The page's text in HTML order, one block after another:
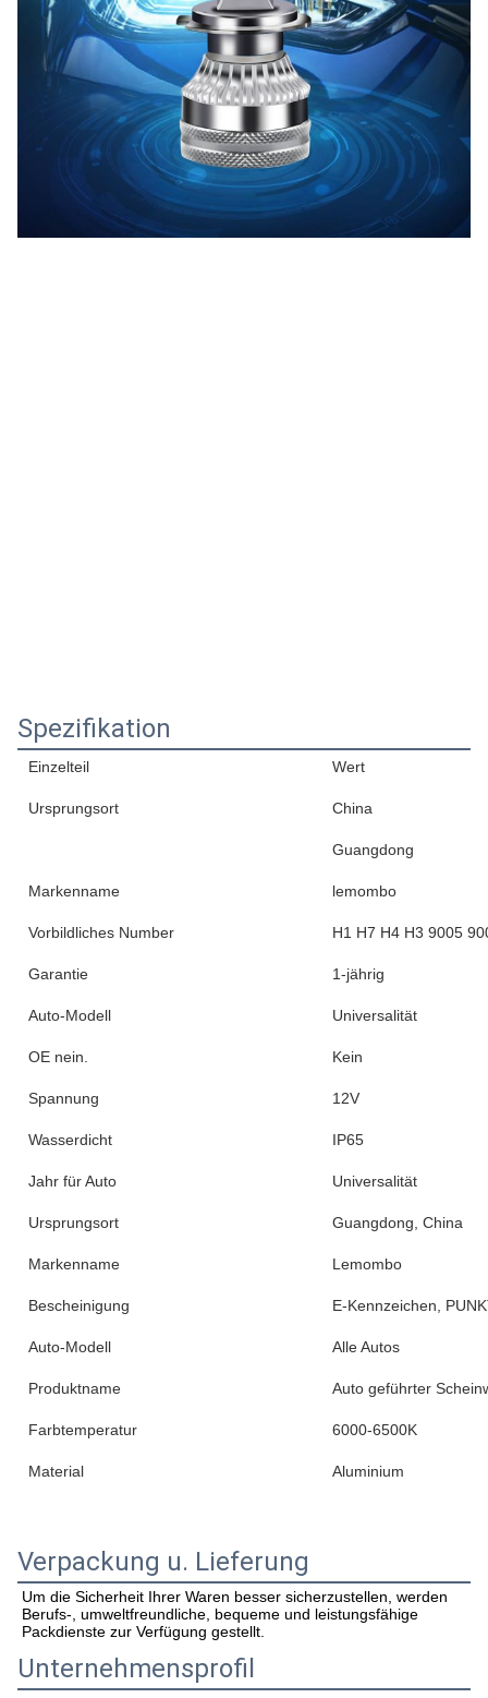
Spezifikation
Einzelteil Wert
Ursprungsort China
Guangdong
Markenname lemombo
Vorbildliches Number H1 H7 H4 H3 9005
Garantie 1-jährig
Auto-Modell Universalität
OE nein. Kein
Spannung 12V
Wasserdicht IP65
Jahr für Auto Universalität
Ursprungsort Guangdong, China
Markenname Lemombo
Bescheinigung E-Kennzeichen,
Auto-Modell Alle Autos
Produktname Auto geführter
Farbtemperatur 6000-6500K
Material Aluminium
Verpackung u. Lieferung
Um die Sicherheit Ihrer Waren besser sicherzustellen, werden
Berufs-, umweltfreundliche, bequeme und leistungsfähige
Packdienste zur Verfügung gestellt.
Unternehmensprofil